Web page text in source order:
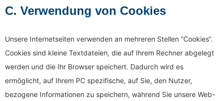
C. Verwendung von Cookies
Unsere Internetseiten verwenden an mehreren Stellen “Cookies“.
Cookies sind kleine Textdateien, die auf Ihrem Rechner abgelegt
werden und die Ihr Browser speichert. Dadurch wird es
ermöglicht, auf Ihrem PC spezifische, auf Sie, den Nutzer,
bezogene Informationen zu speichern, während Sie unsere Web-